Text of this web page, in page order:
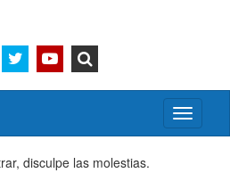
Activar/
menú
disculpe las molestias.